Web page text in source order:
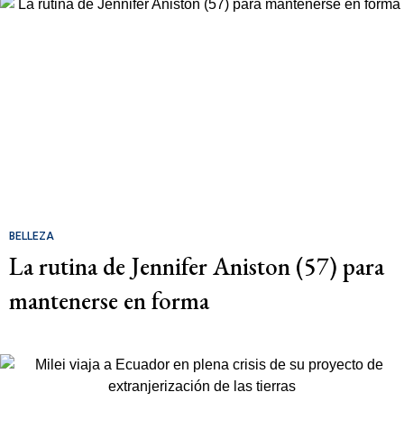
BELLEZA
La rutina de Jennifer Aniston (57) para
mantenerse en forma